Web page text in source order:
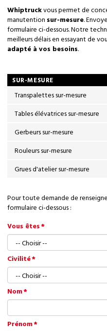
Whiptruckvous permet de
manutention sur-mesure.
formulaire ci-dessous. Notre
meilleurs délais en essayant de
adapté à vos besoins.
SUR-MESURE
Transpalettes sur-mesure
Tables élévatrices sur-mesure
Gerbeurs sur-mesure
Rouleurs sur-mesure
Grues d'atelier sur-mesure
Pour toute demande de
formulaire ci-dessous :
Vous êtes
Civilité
Nom
Prénom